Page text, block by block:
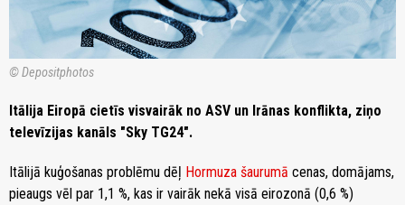
© Depositphotos
Itālija Eiropā cietīs visvairāk no ASV un Irānas konflikta, ziņo
televīzijas kanāls "Sky TG24".
Itālijā kuģošanas problēmu dēļ Hormuza šaurumā cenas, domājams,
pieaugs vēl par 1,1 %, kas ir vairāk nekā visā eirozonā (0,6 %)